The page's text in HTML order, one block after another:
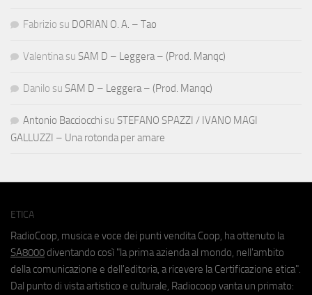
Fabrizio su DORIAN O. A. – Tao
Valentina su SAM D – Leggera – (Prod. Manqc)
Danilo su SAM D – Leggera – (Prod. Manqc)
Antonio Bacciocchi su STEFANO SPAZZI / IVANO MAGI
GALLUZZI – Una rotonda per amare
ETICA
RadioCoop, musica e voce dei punti vendita Coop, ha ottenuto la
SA8000 diventando così "la prima azienda al mondo, nell'ambito
della comunicazione e dell'editoria, a ricevere la Certificazione etica".
Dal punto di vista artistico e culturale, Radiocoop vanta un primato: